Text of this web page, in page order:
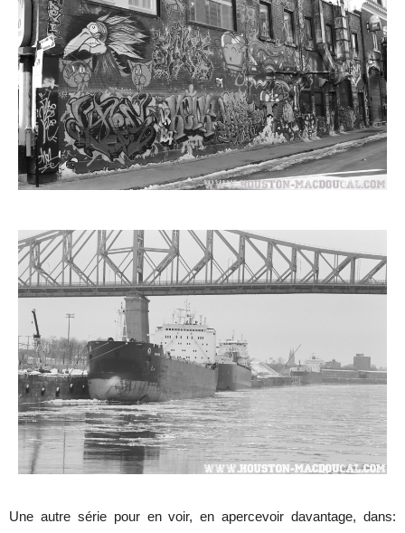
Une autre série pour en voir, en apercevoir davantage, dans: